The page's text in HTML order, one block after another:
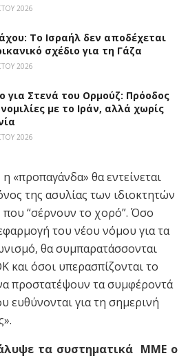
2026
Το Ισραήλ δεν αποδέχεται
σχέδιο για τη Γάζα
2026
για Στενά του Ορμούζ: Πρόοδος
με το Ιράν, αλλά χωρίς
2026
«προπαγάνδα» θα εντείνεται
της ασυλίας των ιδιοκτητών
“σέρνουν το χορό”. Όσο
του νέου νόμου για τα
θα συμπαρατάσσονται
και όσοι υπερασπίζονται το
προστατέψουν τα συμφέροντά
ευθύνονται για τη σημερινή
τα συστηματικά ΜΜΕ ο